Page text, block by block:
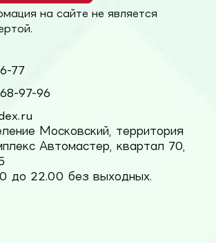
на сайте не является
77
97-96
Московский, территория
Автомастер, квартал 70,
до 22.00 без выходных.